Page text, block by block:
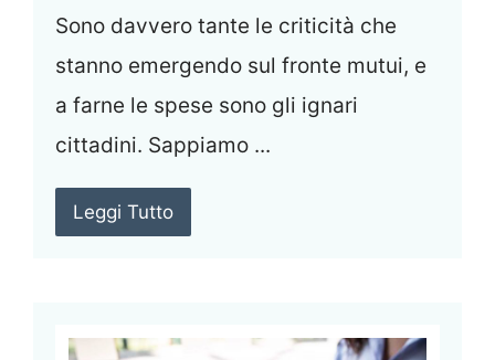
Sono davvero tante le criticità che
stanno emergendo sul fronte mutui, e
a farne le spese sono gli ignari
cittadini. Sappiamo ...
Leggi Tutto